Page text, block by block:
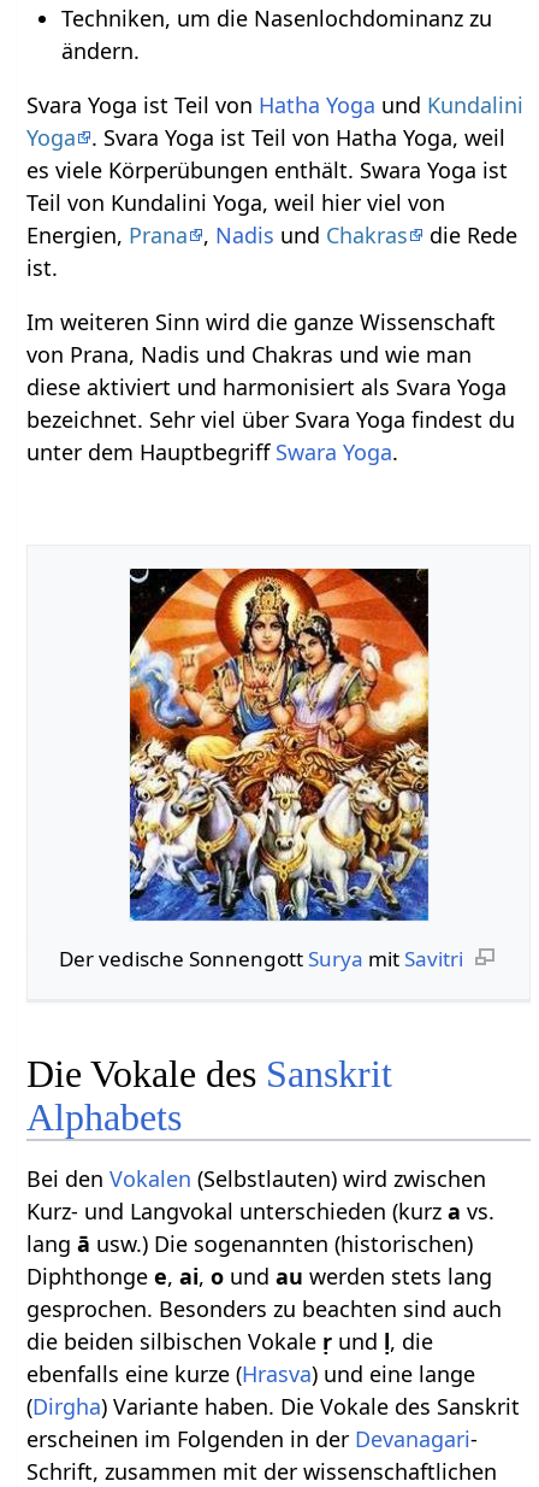
Techniken, um die Nasenlochdominanz zu
ändern.
Svara Yoga ist Teil von Hatha Yoga und Kundalini
Yoga
. Svara Yoga ist Teil von Hatha Yoga, weil
es viele Körperübungen enthält. Swara Yoga ist
Teil von Kundalini Yoga, weil hier viel von
Energien, Prana , Nadis und Chakras
die Rede
ist.
Im weiteren Sinn wird die ganze Wissenschaft
von Prana, Nadis und Chakras und wie man
diese aktiviert und harmonisiert als Svara Yoga
bezeichnet. Sehr viel über Svara Yoga findest du
unter dem Hauptbegriff Swara Yoga.
Der vedische Sonnengott Surya mit Savitri
Die Vokale des Sanskrit
Alphabets
Bei denVokalen (Selbstlauten) wird zwischen
Kurz- und Langvokal unterschieden (kurza vs.
langā usw.) Die sogenannten (historischen)
Diphthongee,ai,o undau werden stets lang
gesprochen. Besonders zu beachten sind auch
die beiden silbischen Vokale ṛ und ḷ, die
ebenfalls eine kurze (Hrasva) und eine lange
(Dirgha) Variante haben. Die Vokale des Sanskrit
erscheinen im Folgenden in der Devanagari-
Schrift, zusammen mit der wissenschaftlichen